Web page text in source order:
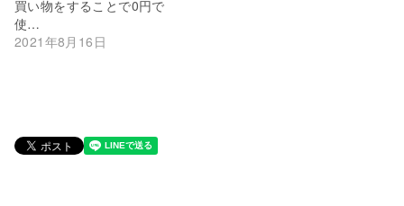
買い物をすることで0円で
使…
2021年8月16日